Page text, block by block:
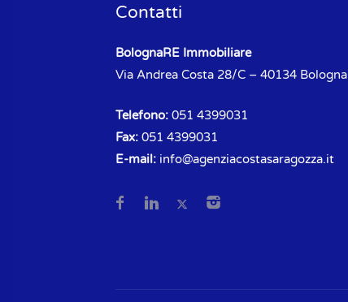
Contatti
BolognaRE Immobiliare
Via Andrea Costa 28/C – 40134 Bologna
Telefono: 051 4399031
Fax: 051 4399031
E-mail: info@agenziacostasaragozza.it